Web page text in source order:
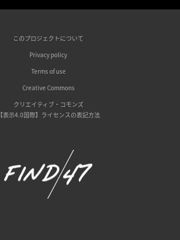
このプロジェクトについて
Privacy policy
Terms of use
Creative Commons
クリエイティブ・コモンズ
【表示4.0国際】ライセンスの表記方法